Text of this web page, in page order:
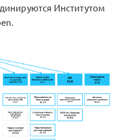
Институтом